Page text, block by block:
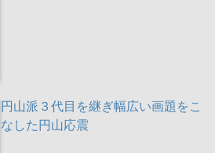
円山派３代目を継ぎ幅広い画題をこ
なした円山応震